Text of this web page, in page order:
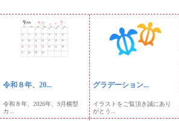
令和８年、20...
令和８年、2026年、9月横型
カ...
グラデーション...
イラストをご覧頂き誠にあり
がとう...